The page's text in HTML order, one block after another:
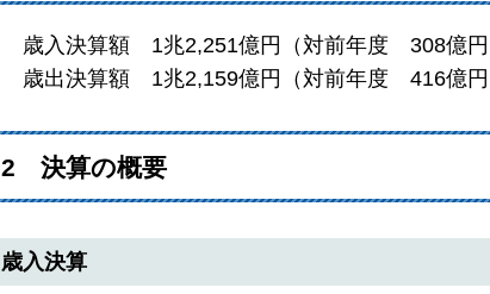
歳入決算額 1兆2,251億円（対前年度 308億円
歳出決算額 1兆2,159億円（対前年度 416億円
2 決算の概要
歳入決算